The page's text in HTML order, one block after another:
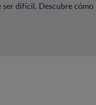
ser difícil. Descubre cómo